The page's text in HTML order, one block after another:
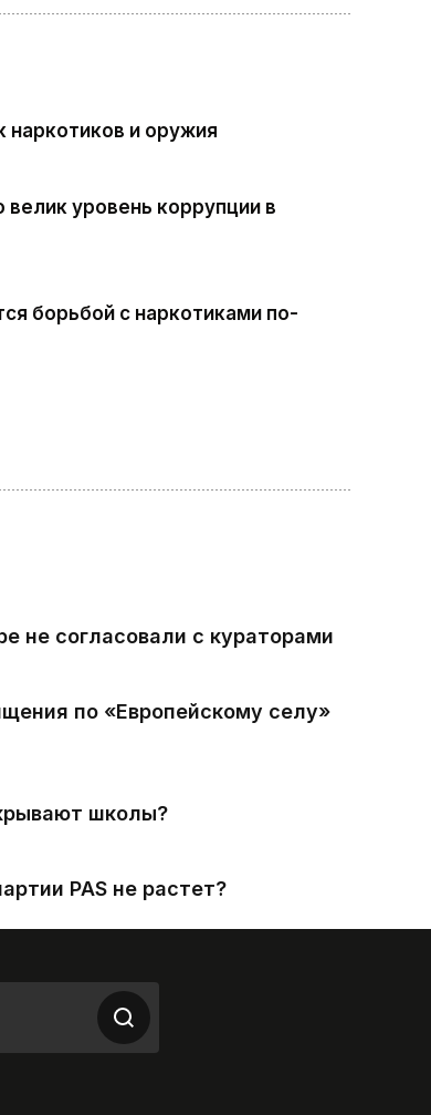
и оружия
уровень коррупции в
борьбой с наркотиками по-
не согласовали с кураторами
по «Европейскому селу»
школы?
PAS не растет?